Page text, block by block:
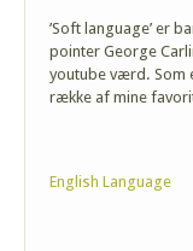
’Soft language’ er
pointer George
youtube værd. Som
række af mine
English Language